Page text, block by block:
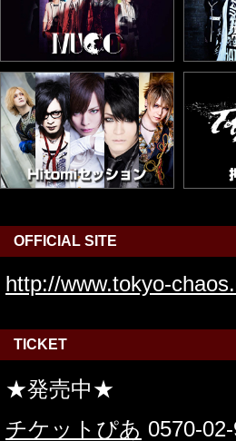
OFFICIAL SITE
http://www.tokyo-
TICKET
★発売中★
チケットぴあ 0570-